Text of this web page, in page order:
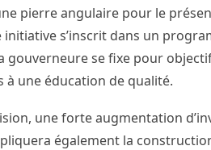
pierre angulaire pour le
initiative s’inscrit dans un
gouverneure se fixe pour
à une éducation de qualité.
une forte augmentation
également la